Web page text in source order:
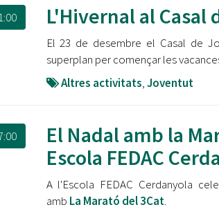
Oberta la convocatòria d'Ajuts per a
jove 2026
Cerdanyola opta a més de 5 milions d'euros
Barris per transformar les Fontetes, Quatre
l'entorn de l'avinguda Catalunya
L’Ajuntament reparteix ulleres gratuïtes per
l'eclipsi solar
L'Hivernal al Casal
El 23 de desembre el Casal de
superplan per començar les
Altres activitats,Joventut
El Nadal amb la
Escola FEDAC
A l'Escola FEDAC Cerdanyola
amb La Marató del 3Cat.